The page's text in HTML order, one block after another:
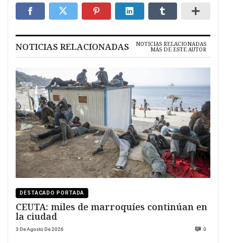
NOTICIAS RELACIONADAS NOTICIAS RELACIONADAS
MÁS DE ESTE AUTOR
DESTACADO PORTADA
CEUTA: miles de marroquíes continúan en
la ciudad
3 De Agosto De 2026 0